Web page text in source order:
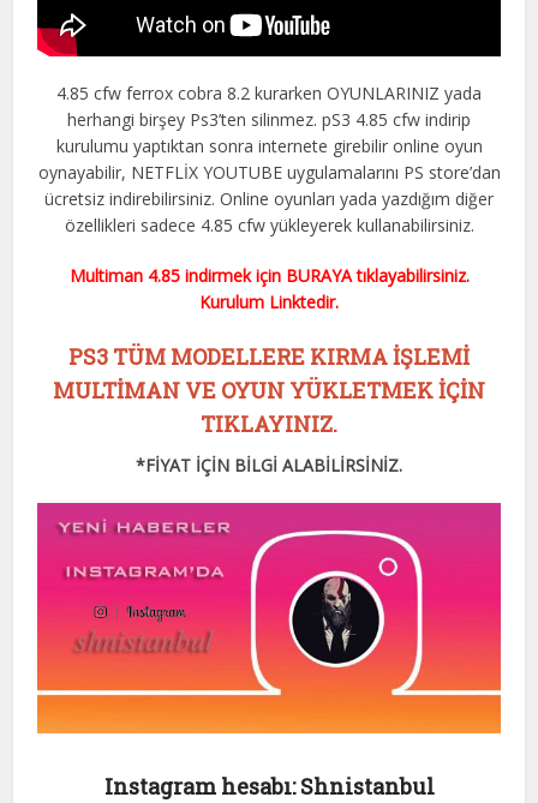
4.85 cfw ferrox cobra 8.2 kurarken OYUNLARINIZ yada
herhangi birşey Ps3’ten silinmez. pS3 4.85 cfw indirip
kurulumu yaptıktan sonra internete girebilir online oyun
oynayabilir, NETFLİX YOUTUBE uygulamalarını PS store’dan
ücretsiz indirebilirsiniz. Online oyunları yada yazdığım diğer
özellikleri sadece 4.85 cfw yükleyerek kullanabilirsiniz.
Multiman 4.85 indirmek için BURAYA tıklayabilirsiniz.
Kurulum Linktedir.
PS3 TÜM MODELLERE KIRMA İŞLEMİ
MULTİMAN VE OYUN YÜKLETMEK İÇİN
TIKLAYINIZ.
*FİYAT İÇİN BİLGİ ALABİLİRSİNİZ.
Instagram hesabı: Shnistanbul